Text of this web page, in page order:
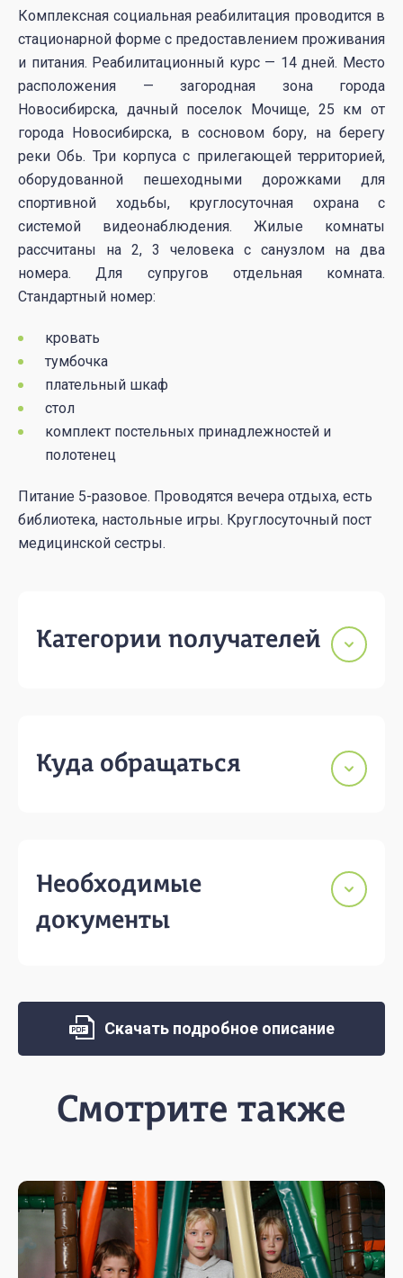
Комплексная социальная реабилитация проводится в
стационарной форме с предоставлением проживания
и питания. Реабилитационный курс — 14 дней. Место
расположения — загородная зона города
Новосибирска, дачный поселок Мочище, 25 км от
города Новосибирска, в сосновом бору, на берегу
реки Обь. Три корпуса с прилегающей территорией,
оборудованной пешеходными дорожками для
спортивной ходьбы, круглосуточная охрана с
системой видеонаблюдения. Жилые комнаты
рассчитаны на 2, 3 человека с санузлом на два
номера. Для супругов отдельная комната.
Стандартный номер:
кровать
тумбочка
плательный шкаф
стол
комплект постельных принадлежностей и
полотенец
Питание 5-разовое. Проводятся вечера отдыха, есть
библиотека, настольные игры. Круглосуточный пост
медицинской сестры.
Категории получателей
Куда обращаться
Необходимые
документы
Скачать подробное описание
Смотрите также